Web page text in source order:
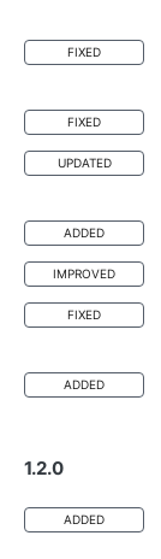
FIXED
FIXED
UPDATED
ADDED
IMPROVED
FIXED
ADDED
1.2.0
ADDED